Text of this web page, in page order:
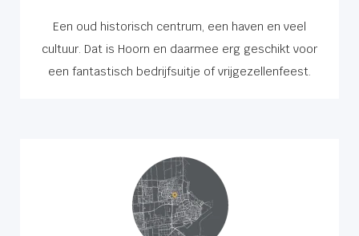
Een oud historisch centrum, een haven en veel
cultuur. Dat is Hoorn en daarmee erg geschikt voor
een fantastisch bedrijfsuitje of vrijgezellenfeest.